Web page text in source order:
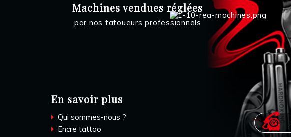
Machines vendues réglées
par nos tatoueurs professionnels
En savoir plus
Qui sommes-nous ?
Encre tattoo